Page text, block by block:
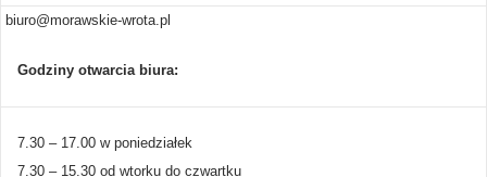
biuro@morawskie-wrota.pl
Godziny otwarcia biura:
7.30 – 17.00 w poniedziałek
7.30 – 15.30 od wtorku do czwartku